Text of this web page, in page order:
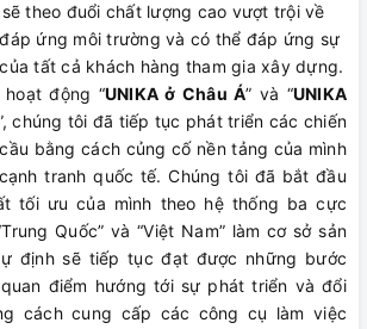
theo đuổi chất lượng cao vượt trội về
ứng môi trường và có thể đáp ứng sự
tất cả khách hàng tham gia xây dựng.
động “UNIKA ở Châu Á” và “UNIKA
chúng tôi đã tiếp tục phát triển các chiến
bằng cách củng cố nền tảng của mình
tranh quốc tế. Chúng tôi đã bắt đầu
tối ưu của mình theo hệ thống ba cực
Quốc” và “Việt Nam” làm cơ sở sản
định sẽ tiếp tục đạt được những bước
điểm hướng tới sự phát triển và đổi
cách cung cấp các công cụ làm việc